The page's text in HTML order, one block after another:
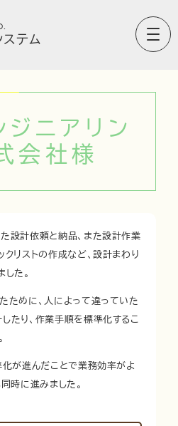
テム
ニアリン
会社様
設計依頼と納品、また設計作業
クリストの作成など、設計まわり
た。
ために、人によって違っていた
たり、作業手順を標準化するこ
化が進んだことで業務効率がよ
時に進みました。